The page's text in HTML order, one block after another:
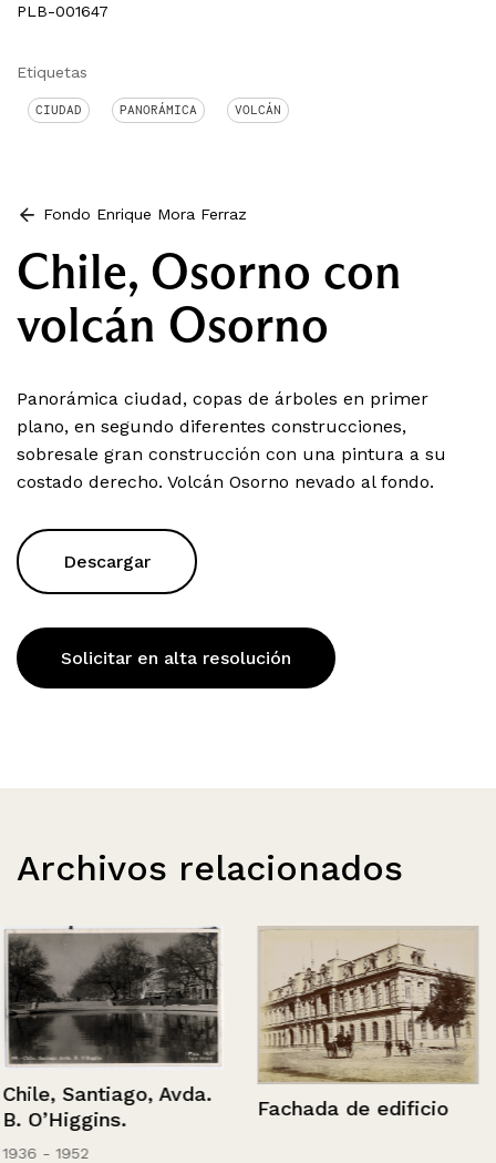
PLB-001647
Etiquetas
CIUDAD PANORÁMICA VOLCÁN
Fondo Enrique Mora Ferraz
Chile, Osorno con
volcán Osorno
Panorámica ciudad, copas de árboles en primer
plano, en segundo diferentes construcciones,
sobresale gran construcción con una pintura a su
costado derecho. Volcán Osorno nevado al fondo.
Descargar
Solicitar en alta resolución
Archivos relacionados
Chile, Santiago, Avda.
B. O’Higgins.
1936 - 1952
Fachada de edificio